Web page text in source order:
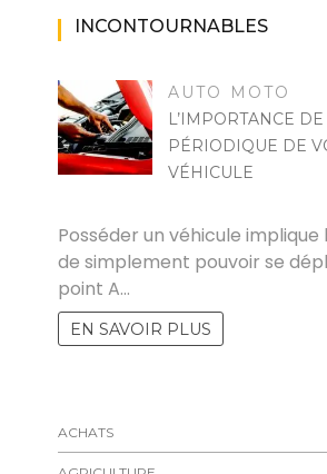
INCONTOURNABLES
AUTO MOTO
L’IMPORTANCE
PÉRIODIQUE DE
VÉHICULE
Posséder un véhicule implique
de simplement pouvoir se
point A…
EN SAVOIR PLUS
ACHATS